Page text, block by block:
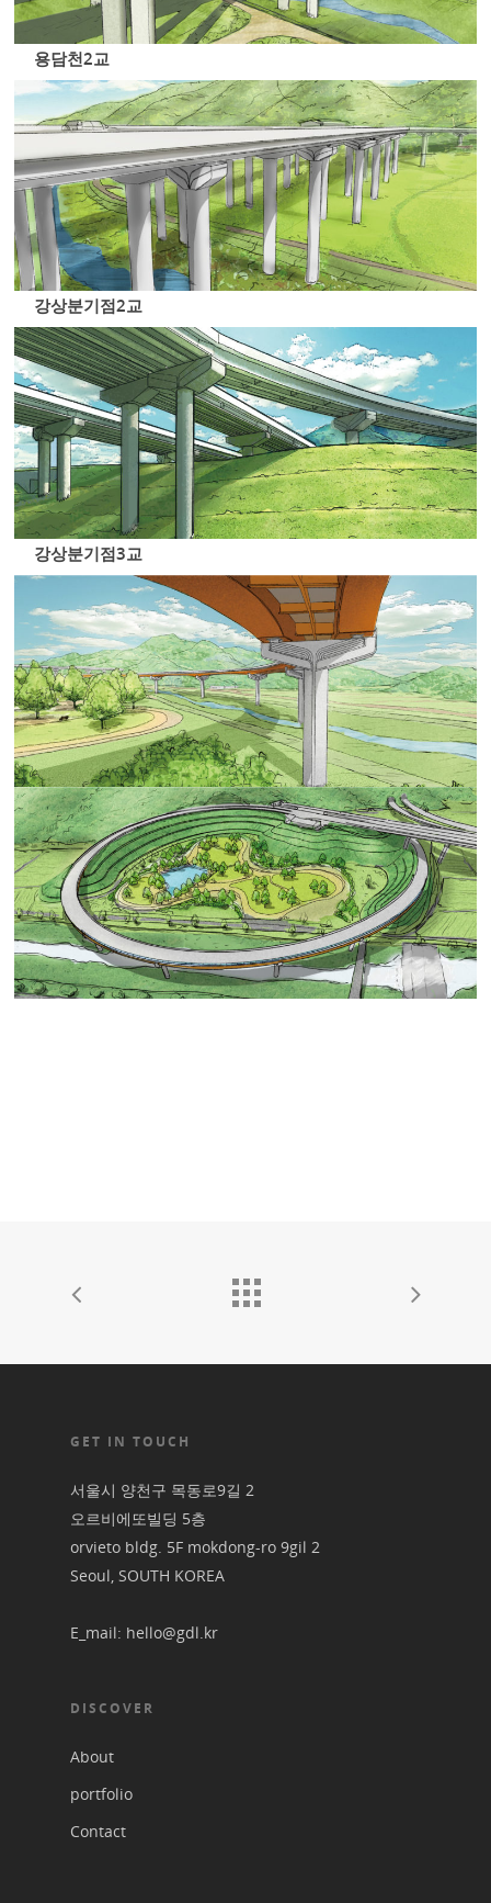
용담천2교
강상분기점2교
강상분기점3교
GET IN TOUCH
서울시 양천구 목동로9길 2
오르비에또빌딩 5층
orvieto bldg. 5F mokdong-ro 9gil 2
Seoul, SOUTH KOREA
E_mail: hello@gdl.kr
DISCOVER
About
portfolio
Contact